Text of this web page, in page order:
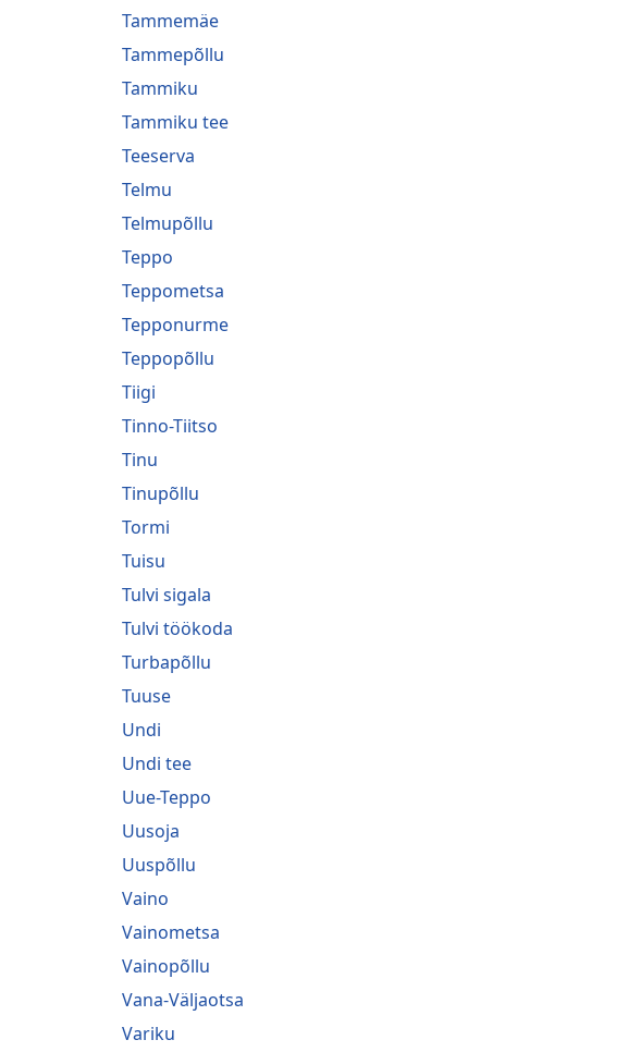
Tammemäe
Tammepõllu
Tammiku
Tammiku tee
Teeserva
Telmu
Telmupõllu
Teppo
Teppometsa
Tepponurme
Teppopõllu
Tiigi
Tinno-Tiitso
Tinu
Tinupõllu
Tormi
Tuisu
Tulvi sigala
Tulvi töökoda
Turbapõllu
Tuuse
Undi
Undi tee
Uue-Teppo
Uusoja
Uuspõllu
Vaino
Vainometsa
Vainopõllu
Vana-Väljaotsa
Variku